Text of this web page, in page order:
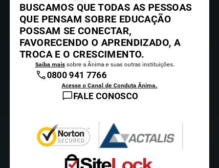
BUSCAMOS QUE TODAS AS PESSOAS
QUE PENSAM SOBRE EDUCAÇÃO
POSSAM SE CONECTAR,
FAVORECENDO O APRENDIZADO, A
TROCA E O CRESCIMENTO.
Saiba maissobre a Ânima e suas outras instituições.
0800 941 7766
Acesse o Canal de Conduta Ânima.
FALE CONOSCO